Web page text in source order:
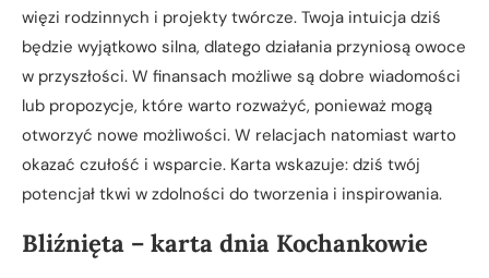
więzi rodzinnych i projekty twórcze. Twoja intuicja dziś
będzie wyjątkowo silna, dlatego działania przyniosą owoce
w przyszłości. W finansach możliwe są dobre wiadomości
lub propozycje, które warto rozważyć, ponieważ mogą
otworzyć nowe możliwości. W relacjach natomiast warto
okazać czułość i wsparcie. Karta wskazuje: dziś twój
potencjał tkwi w zdolności do tworzenia i inspirowania.
Bliźnięta – karta dnia Kochankowie